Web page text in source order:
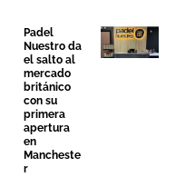
Padel
Nuestro da
el salto al
mercado
británico
con su
primera
apertura
en
Mancheste
r